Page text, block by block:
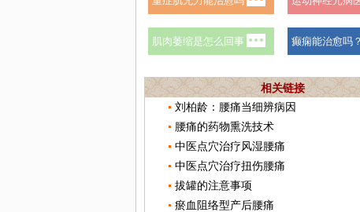
相关链接
刘柏龄：腰痛当细辨病因
腰痛的药物熏洗技术
中医点穴治疗风湿腰痛
中医点穴治疗扭伤腰痛
拔罐的注意事项
瘀血阻络型产后腰痛